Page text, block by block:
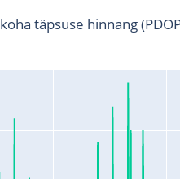
täpsuse hinnang